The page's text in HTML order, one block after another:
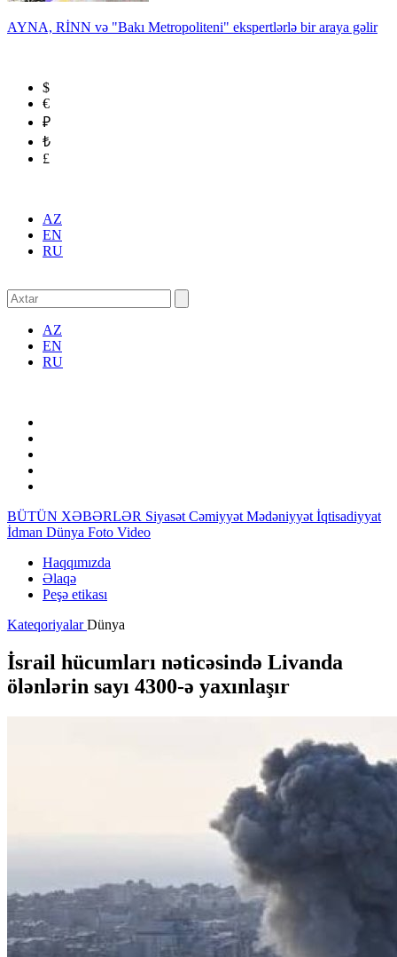
AYNA, RİNN və "Bakı Metropoliteni" ekspertlərlə bir araya gəlir
$
€
₽
₺
£
AZ
EN
RU
AZ
EN
RU
BÜTÜN XƏBƏRLƏR Siyasət Cəmiyyət Mədəniyyət İqtisadiyyat
İdman Dünya Foto Video
Haqqımızda
Əlaqə
Peşə etikası
KateqoriyalarDünya
İsrail hücumları nəticəsində Livanda
ölənlərin sayı 4300-ə yaxınlaşır